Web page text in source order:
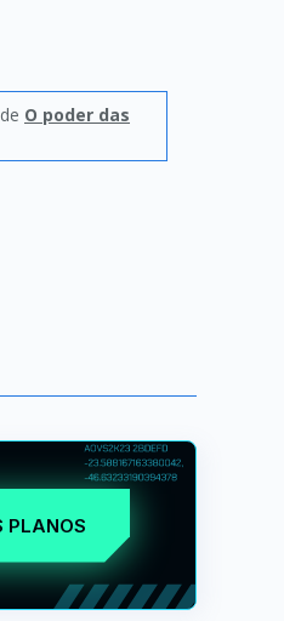
O poder das
PLANOS